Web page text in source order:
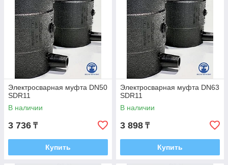
воздействию коррозии, имеют высокую степень
сопротивления к активным химическим веществам, имеют
высокое сопротивление к трению, ударопрочные, не
зарастают и не способствуют размножению
микроорганизмов, срок службы свыше 50 лет, не токсичны.
Электросварная муфта DN50
SDR11
В наличии
3 736 ₸
Купить
Электросварная муфта DN63
SDR11
В наличии
3 898 ₸
Купить